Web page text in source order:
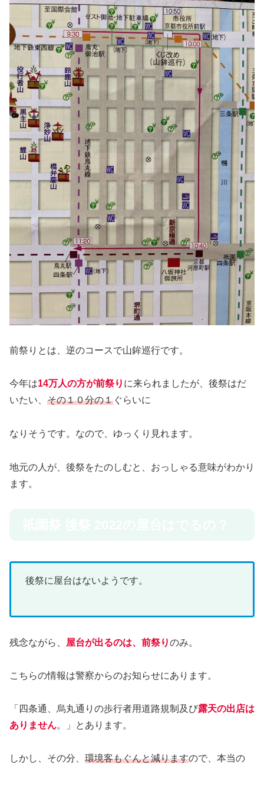
前祭りとは、逆のコースで山鉾巡行です。
今年は14万人の方が前祭り に来られましたが、後祭はだ
いたい、 その１０分の１ぐらいに
なりそうです。なので、ゆっくり見れます。
地元の人が、後祭をたのしむと、おっしゃる意味がわかり
ます。
後祭に屋台はないようです。
残念ながら、 屋台が出るのは、前祭りのみ。
こちらの情報は警察からのお知らせにあります。
「四条通、烏丸通りの歩行者用道路規制及び露天の出店は
ありません。」とあります。
しかし、その分、 環境客もぐんと減りますので、本当の